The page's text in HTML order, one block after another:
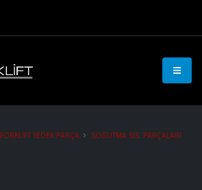
FORKLIFT YEDEK PARÇA
SOĞUTMA SIS. PARÇALARI